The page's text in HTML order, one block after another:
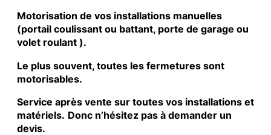
Motorisation de vos installations manuelles
(portail coulissant ou battant, porte de garage ou
volet roulant ).
Le plus souvent, toutes les fermetures sont
motorisables.
Service après vente sur toutes vos installations et
matériels. Donc n’hésitez pas à demander un
devis.